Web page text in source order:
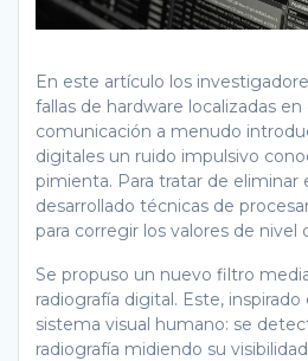
En este artículo los
fallas de hardware localizadas
comunicación a menudo
digitales un ruido impulsivo
pimienta. Para tratar de eliminar
desarrollado técnicas de
para corregir los valores de nivel
Se propuso un nuevo filtro
radiografía digital. Este,
sistema visual humano: se
radiografía midiendo su